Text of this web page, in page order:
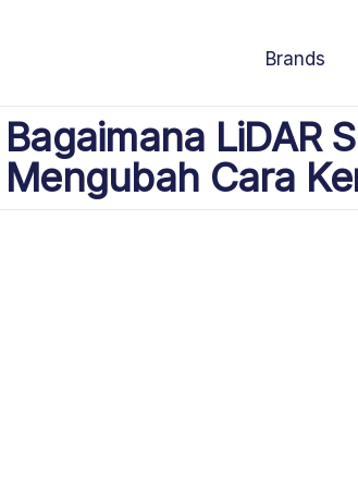
Brands
Bagaimana LiDAR
Mengubah Cara